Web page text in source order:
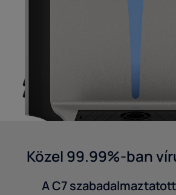
Közel 99.99%-ban
A C7